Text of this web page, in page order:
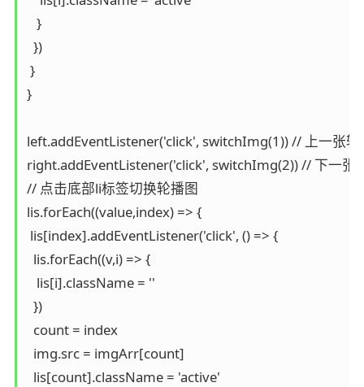
   }
  })
}
}
left.addEventListener('click', switchImg(1)) // 上一张轮
right.addEventListener('click', switchImg(2)) // 下一张
// 点击底部li标签切换轮播图
lis.forEach((value,index) => {
lis[index].addEventListener('click', () => {
  lis.forEach((v,i) => {
   lis[i].className = ''
  })
  count = index
  img.src = imgArr[count]
  lis[count].className = 'active'